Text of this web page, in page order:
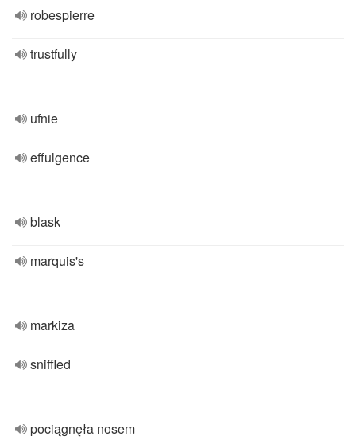
robespierre
trustfully
ufnie
effulgence
blask
marquis's
markiza
sniffled
pociągnęła nosem